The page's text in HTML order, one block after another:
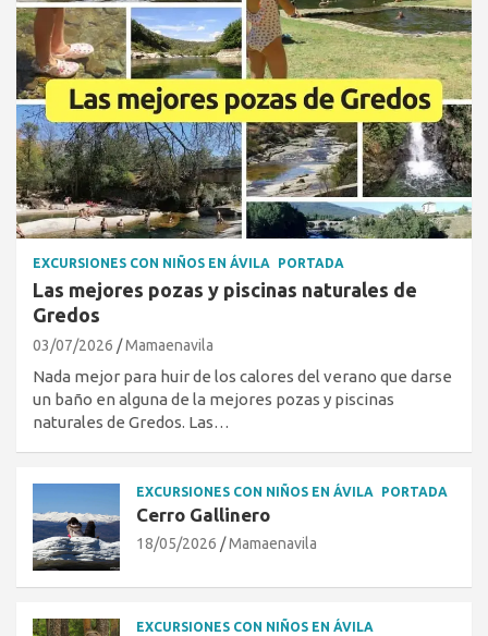
EXCURSIONES CON NIÑOS EN ÁVILA PORTADA
Las mejores pozas y piscinas naturales de
Gredos
03/07/2026 Mamaenavila
Nada mejor para huir de los calores del verano que darse
un baño en alguna de la mejores pozas y piscinas
naturales de Gredos. Las…
EXCURSIONES CON NIÑOS EN ÁVILA PORTADA
Cerro Gallinero
18/05/2026 Mamaenavila
EXCURSIONES CON NIÑOS EN ÁVILA